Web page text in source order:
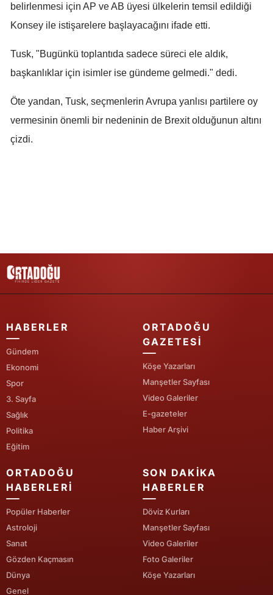
Malatya
Kahramanmaraş
Rize
Samsun
Sinop
Sivas
Tokat
Trabzon
Tunceli
Şanlıurfa
belirlenmesi için AP ve AB üyesi ülkelerin temsil edildiği
Konsey ile istişarelere başlayacağını ifade etti.
Tusk, "Bugünkü toplantıda sadece süreci ele aldık,
başkanlıklar için isimler ise gündeme gelmedi." dedi.
Öte yandan, Tusk, seçmenlerin Avrupa yanlısı partilere oy
vermesinin önemli bir nedeninin de Brexit olduğunun altını
çizdi.
HABERLER
Gündem
Ekonomi
Spor
3. Sayfa
Sağlık
Politika
Eğitim
ORTADOĞU
GAZETESI
Köşe Yazarları
Manşetler Sayfası
Video Galeriler
E-gazeteler
Haber Arşivi
ORTADOĞU
HABERLERI
Popüler Haberler
Astroloji
Sanat
Gözden Kaçmasın
Dünya
Genel
SON DAKIKA
HABERLER
Döviz Kurları
Manşetler Sayfası
Video Galeriler
Foto Galeriler
Köşe Yazarları